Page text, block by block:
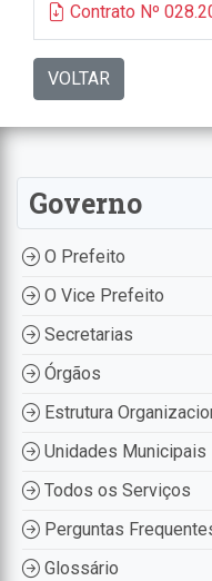
Contrato Nº
VOLTAR
Governo
O Prefeito
O Vice Prefeito
Secretarias
Órgãos
Estrutura
Unidades Municipais
Todos os Serviços
Perguntas
Glossário